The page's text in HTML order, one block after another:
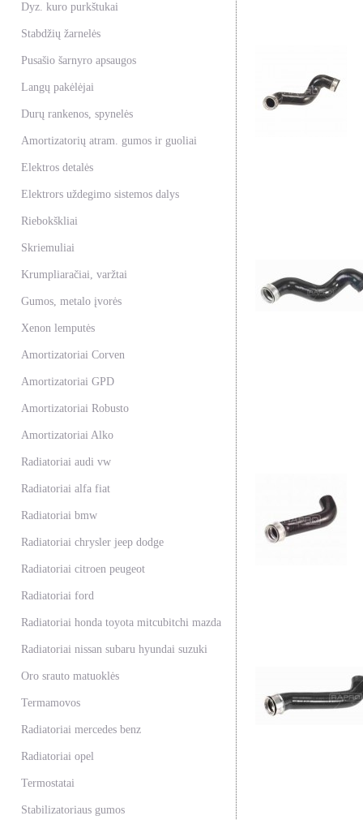
Dyz. kuro purkštukai
Stabdžių žarnelės
Pusašio šarnyro apsaugos
Langų pakėlėjai
Durų rankenos, spynelės
Amortizatorių atram. gumos ir guoliai
Elektros detalės
Elektrors uždegimo sistemos dalys
Riebokškliai
Skriemuliai
Krumpliaračiai, varžtai
Gumos, metalo įvorės
Xenon lemputės
Amortizatoriai Corven
Amortizatoriai GPD
Amortizatoriai Robusto
Amortizatoriai Alko
Radiatoriai audi vw
Radiatoriai alfa fiat
Radiatoriai bmw
Radiatoriai chrysler jeep dodge
Radiatoriai citroen peugeot
Radiatoriai ford
Radiatoriai honda toyota mitcubitchi mazda
Radiatoriai nissan subaru hyundai suzuki
Oro srauto matuoklės
Termamovos
Radiatoriai mercedes benz
Radiatoriai opel
Termostatai
Stabilizatoriaus gumos